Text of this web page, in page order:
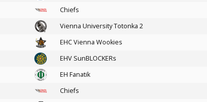
Chiefs
Vienna University Totonka 2
EHC Vienna Wookies
EHV SunBLOCKERs
EH Fanatik
Chiefs